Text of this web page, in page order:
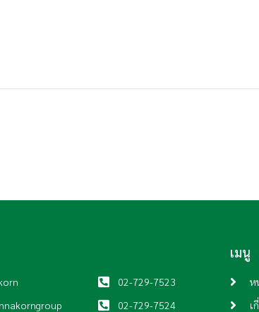
02-729-7523
02-729-7524
เมนู
ห
เ